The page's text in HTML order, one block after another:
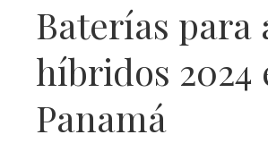
Baterías para
híbridos 2024
Panamá